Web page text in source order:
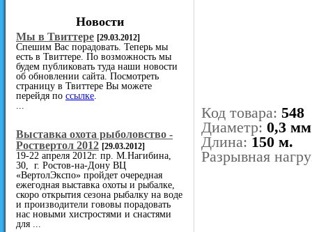
Новости
Мы в Твиттере [29.03.2012]
Спешим Вас порадовать. Теперь мы
есть в Твиттере. По возможность мы
будем публиковать туда наши новости
об обновлении сайта. Посмотреть
страницу в Твиттере Вы можете
перейдя по ссылке
Выставка охота рыболовство -
Роствертол 2012 [29.03.2012]
19-22 апреля 2012г. пр. М.Нагибина,
30, г. Ростов-на-Дону ВЦ
«ВертолЭкспо» пройдет очередная
ежегодная выставка охоты и рыбалке,
скоро открытия сезона рыбалку на воде
и производители гововы порадовать
нас новыми хистростями и снастями
для ...
Код товара: 548
Диаметр: 0,3
Длина:150 м.
Разрывная